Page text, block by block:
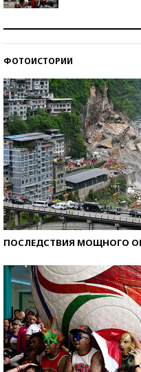
ФОТОИСТОРИИ
ПОСЛЕДСТВИЯ МОЩНОГО